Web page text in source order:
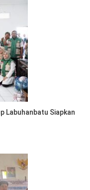
Labuhanbatu Siapkan